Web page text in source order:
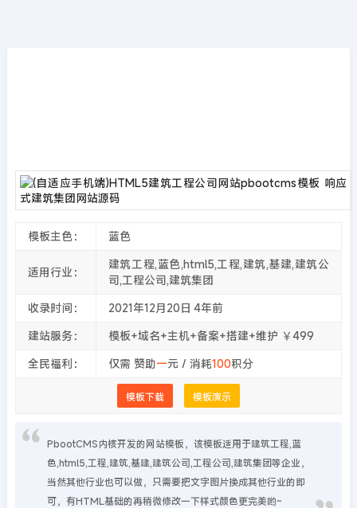
模板主色： 蓝色
适用行业：
建筑工程,蓝色,html5,工程,建筑,基建,建筑公
司,工程公司,建筑集团
收录时间：
2021年12月20日 4年前
建站服务：
模板+域名+主机+备案+搭建+维护 ￥499
全民福利：
仅需 赞助一元 / 消耗100积分
模板下载 模板演示
PbootCMS内核开发的网站模板，该模板适用于建筑工程,蓝
色,html5,工程,建筑,基建,建筑公司,工程公司,建筑集团等企业，
当然其他行业也可以做，只需要把文字图片换成其他行业的即
可，有HTML基础的再稍微修改一下样式颜色更完美哟~